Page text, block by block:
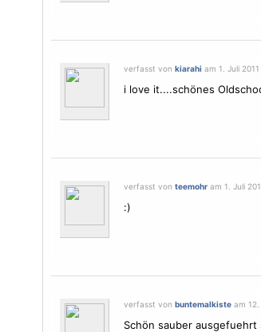
verfasst von kiarahi am 1. Juli 2011
i love it....schönes
verfasst von teemohram 1. Juli
:)
verfasst von buntemalkisteam 12.
Schön sauber